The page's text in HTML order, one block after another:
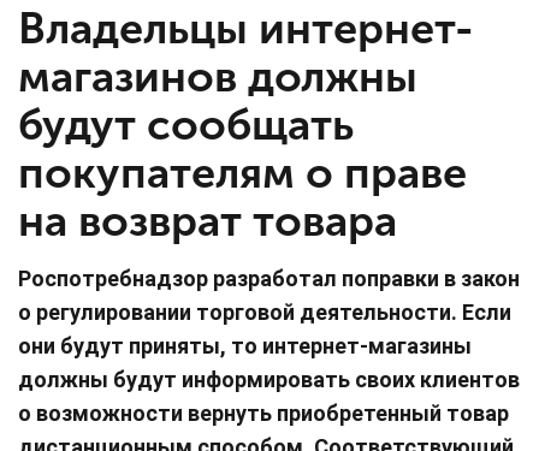
Владельцы интернет-
магазинов должны
будут сообщать
покупателям о праве
на возврат товара
Роспотребнадзор разработал поправки в закон
о регулировании торговой деятельности. Если
они будут приняты, то интернет-магазины
должны будут информировать своих клиентов
о возможности вернуть приобретенный товар